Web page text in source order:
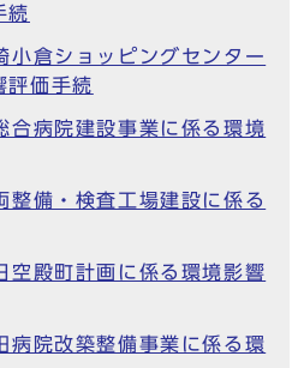
続
倉ショッピングセンター
評価手続
病院建設事業に係る環境
備・検査工場建設に係る
殿町計画に係る環境影響
院改築整備事業に係る環